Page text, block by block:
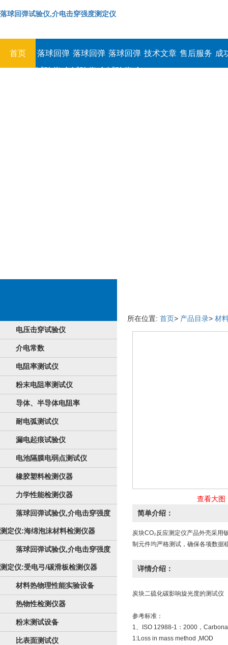
落球回弹试验仪,介电击穿强度测定仪
首页
落球回弹
试验仪,介
落球回弹
试验仪,介
落球回弹
试验仪,介
技术文章 售后服务 成
电压击穿试验仪
介电常数
电阻率测试仪
粉末电阻率测试仪
导体、半导体电阻率
耐电弧测试仪
漏电起痕试验仪
电池隔膜电弱点测试仪
橡胶塑料检测仪器
力学性能检测仪器
落球回弹试验仪,介电击穿强度
测定仪:海绵泡沫材料检测仪器
落球回弹试验仪,介电击穿强度
测定仪:受电弓/碳滑板检测仪器
材料热物理性能实验设备
热物性检测仪器
粉末测试设备
比表面测试仪
所在位置: 首页> 产品目录> 材
查看大图
简单介绍：
炭块CO₂反应测定仪产品外壳采用
制元件均严格测试，确保各项数据
详情介绍：
炭块二硫化碳影响旋光度的测试仪
参考标准：
1、ISO 12988-1：2000，
1:Loss in mass method ,MOD